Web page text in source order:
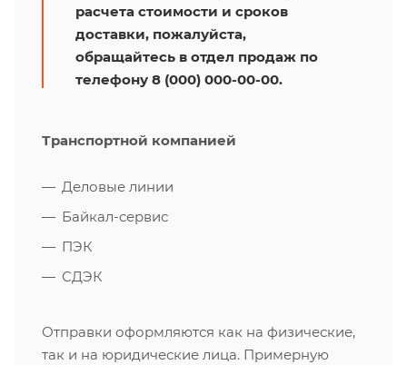
расчета стоимости и сроков
доставки, пожалуйста,
обращайтесь в отдел продаж по
телефону 8 (000) 000-00-00.
Транспортной компанией
Деловые линии
Байкал-сервис
ПЭК
СДЭК
Отправки оформляются как на физические,
так и на юридические лица. Примерную